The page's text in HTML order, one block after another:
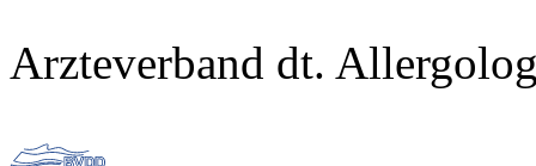
Arzteverband dt.